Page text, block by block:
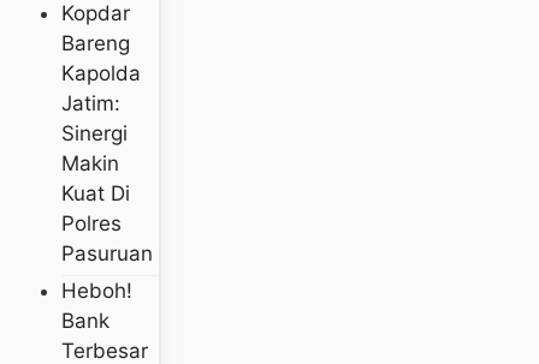
Kopdar
Bareng
Kapolda
Jatim:
Sinergi
Makin
Kuat Di
Polres
Pasuruan
Heboh!
Bank
Terbesar